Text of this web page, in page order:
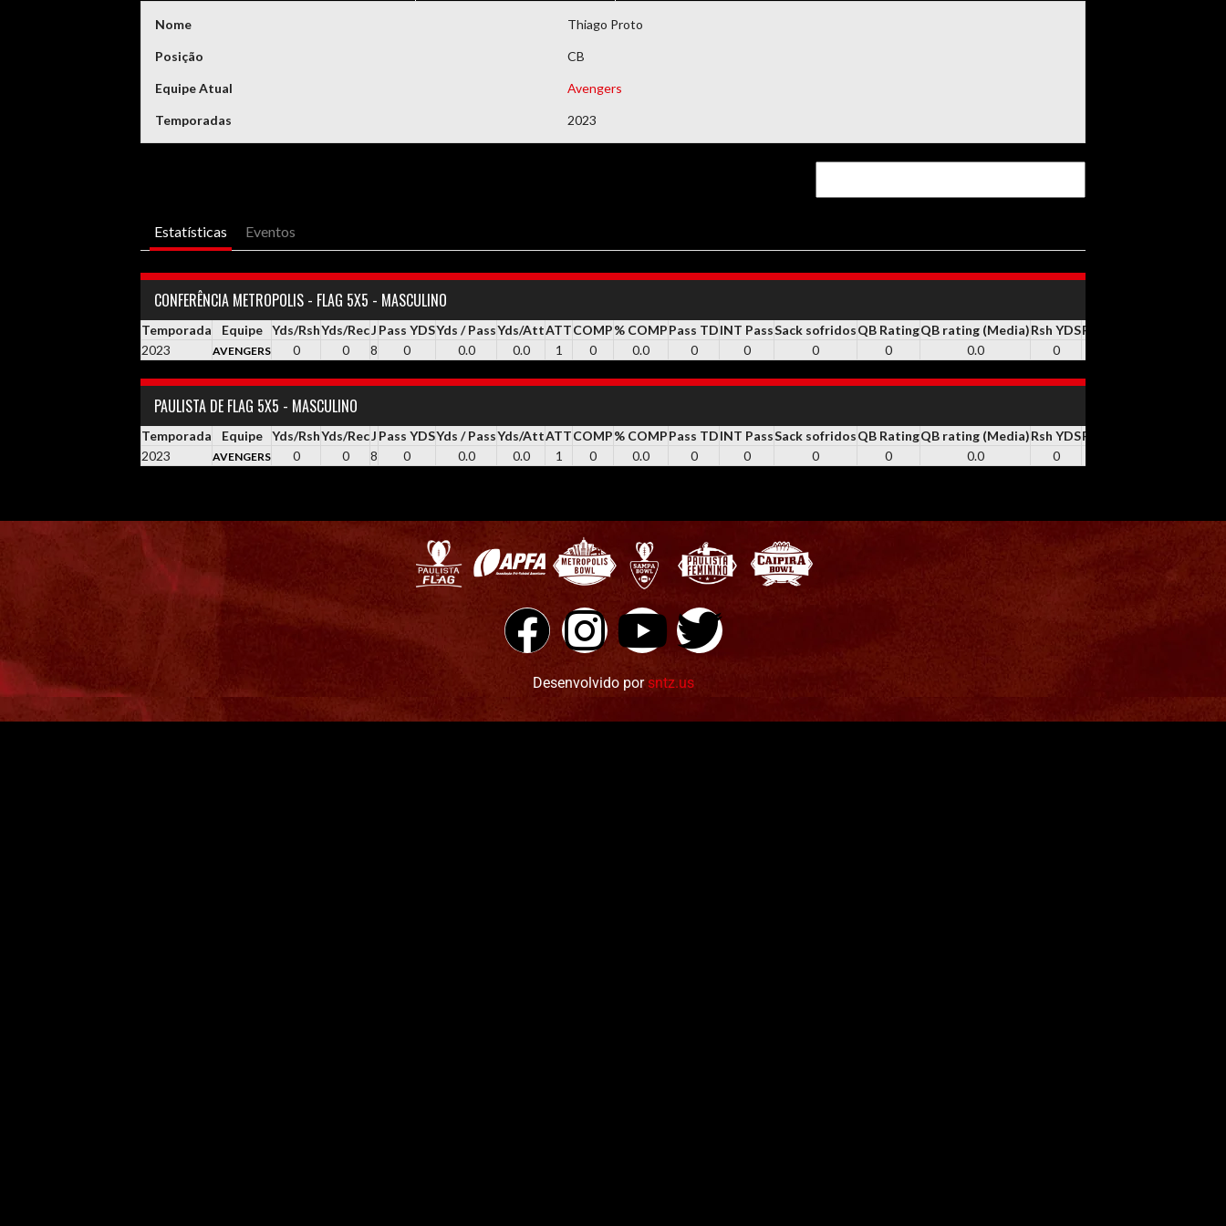
DEMAIS DOCUMENTOS
Nome Thiago Proto
Posição CB
Equipe Atual Avengers
Temporadas 2023
Estatísticas Eventos
CONFERÊNCIA METROPOLIS - FLAG 5X5 - MASCULINO
Temporada Equipe Yds/RshYds/RecJ Pass YDSYds / PassYds/AttATTCOMP% COMPPass TDINT PassSack sofridosQB RatingQB rating (Media)Rsh YDSRSH
2023
AVENGERS 0 0 8 0 0.0 0.0 1 0 0.0 0 0 0 0 0.0 0
PAULISTA DE FLAG 5X5 - MASCULINO
Temporada Equipe Yds/RshYds/RecJ Pass YDSYds / PassYds/AttATTCOMP% COMPPass TDINT PassSack sofridosQB RatingQB rating (Media)Rsh YDSRSH
2023
AVENGERS 0 0 8 0 0.0 0.0 1 0 0.0 0 0 0 0 0.0 0
Desenvolvido por sntz.us